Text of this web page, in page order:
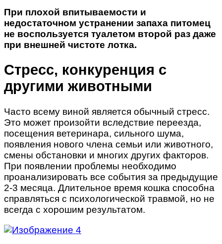
При плохой впитываемости и
недостаточном устранении запаха питомец
не воспользуется туалетом второй раз даже
при внешней чистоте лотка.
Стресс, конкуренция с
другими животными
Часто всему виной является обычный стресс.
Это может произойти вследствие переезда,
посещения ветеринара, сильного шума,
появления нового члена семьи или животного,
смены обстановки и многих других факторов.
При появлении проблемы необходимо
проанализировать все события за предыдущие
2-3 месяца. Длительное время кошка способна
справляться с психологической травмой, но не
всегда с хорошим результатом.